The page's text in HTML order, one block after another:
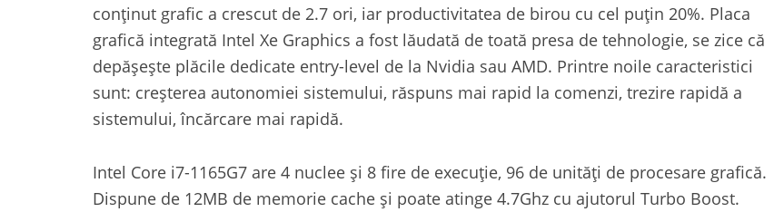
conținut grafic a crescut de 2.7 ori, iar productivitatea de birou cu cel puțin 20%. Placa
grafică integrată Intel Xe Graphics a fost lăudată de toată presa de tehnologie, se zice că
depășește plăcile dedicate entry-level de la Nvidia sau AMD. Printre noile caracteristici
sunt: creșterea autonomiei sistemului, răspuns mai rapid la comenzi, trezire rapidă a
sistemului, încărcare mai rapidă.
Intel Core i7-1165G7 are 4 nuclee și 8 fire de execuție, 96 de unități de procesare grafică.
Dispune de 12MB de memorie cache și poate atinge 4.7Ghz cu ajutorul Turbo Boost.